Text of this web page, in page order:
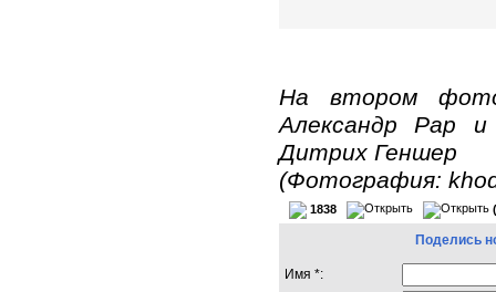
На втором
Александр Рар и
Дитрих Геншер
(Фотография:
1838
Поделись
Имя *: